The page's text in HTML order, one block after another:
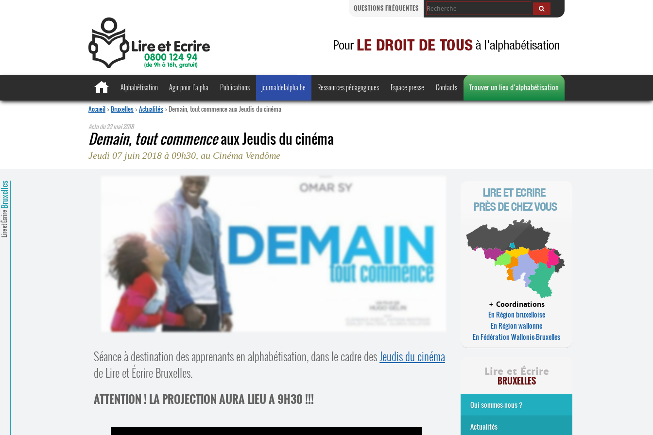
QUESTIONS FRÉQUENTES
Alphabétisation Agir pour l’alpha
Regards croisés
Publications journaldelalpha.be Ressources pédagogiques Espace presse Contacts Trouver un lieu d’alphabétisation
Accueil>Bruxelles>Actualités>Demain, tout commence aux Jeudis du cinéma
Actu du22 mai 2018
Demain, tout commenceaux Jeudis du cinéma
Jeudi 07 juin 2018 à 09h30, au Cinéma Vendôme
Lire et Écrire
Séance à destination des apprenants en alphabétisation, dans le cadre desJeudis du cinéma
de Lire et Écrire Bruxelles.
ATTENTION ! LA PROJECTION AURA LIEU A 9H30 !!!
+ Coordinations
En Région bruxelloise
En Région wallonne
En Fédération Wallonie-Bruxelles
Lire et Écrire
BRUXELLES
Qui sommes-nous ?
Analphabétisme et illettrisme
L’alphabétisation populaire
Le mouvement Lire et Écrire
Nos missions
... Tous les articles
Actualités